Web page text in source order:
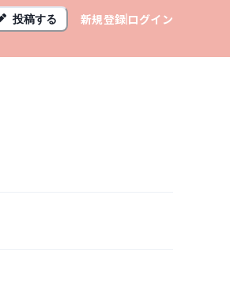
投稿する 新規登録ログイン